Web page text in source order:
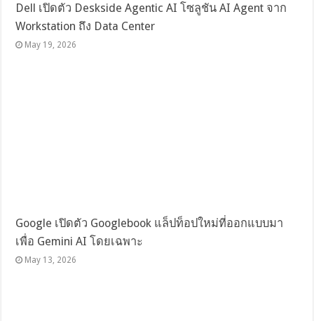
Dell เปิดตัว Deskside Agentic AI โซลูชัน AI Agent จาก
Workstation ถึง Data Center
May 19, 2026
Google เปิดตัว Googlebook แล็ปท็อปใหม่ที่ออกแบบมา
เพื่อ Gemini AI โดยเฉพาะ
May 13, 2026